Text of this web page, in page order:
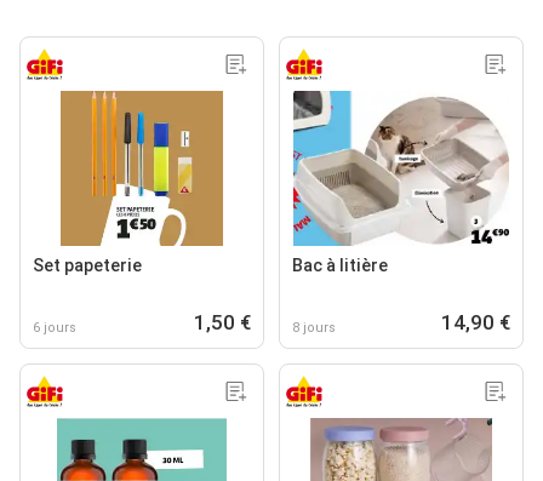
Set papeterie
6 jours 1,50 €
Bac à litière
8 jours 14,90 €